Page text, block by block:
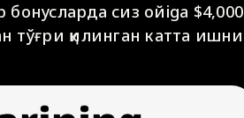
сиз ойiga $4,000
тўғри қилинган катта ишни